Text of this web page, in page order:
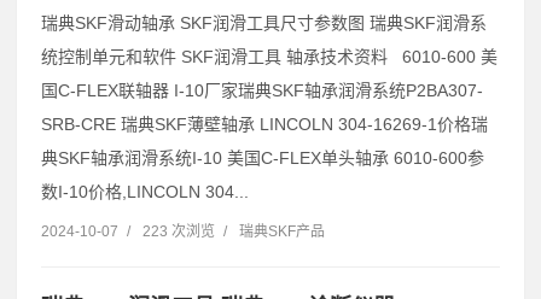
瑞典SKF滑动轴承 SKF润滑工具尺寸参数图 瑞典SKF润滑系
统控制单元和软件 SKF润滑工具 轴承技术资料 6010-600 美
国C-FLEX联轴器 I-10厂家瑞典SKF轴承润滑系统P2BA307-
SRB-CRE 瑞典SKF薄壁轴承 LINCOLN 304-16269-1价格瑞
典SKF轴承润滑系统I-10 美国C-FLEX单头轴承 6010-600参
数I-10价格,LINCOLN 304...
2024-10-07 / 223 次浏览 / 瑞典SKF产品